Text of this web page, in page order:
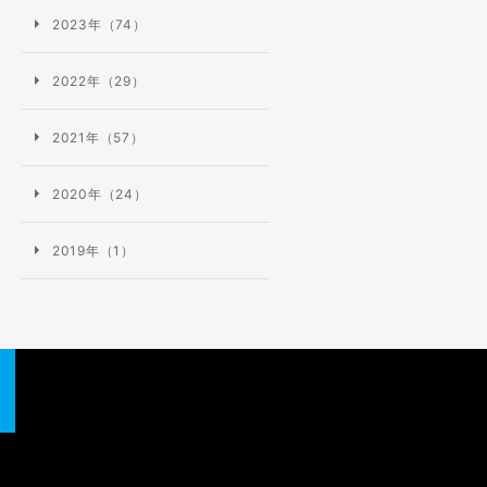
2023年（74）
2022年（29）
2021年（57）
2020年（24）
2019年（1）